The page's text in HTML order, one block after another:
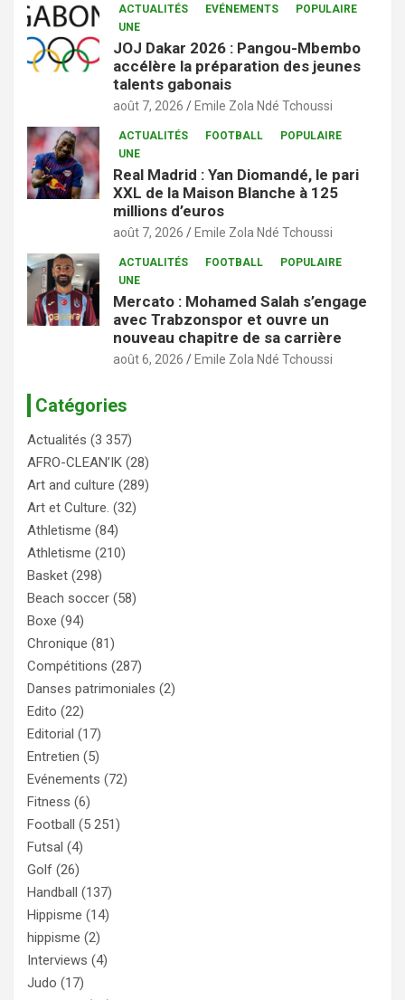
ACTUALITÉS EVÉNEMENTS
POPULAIRE
UNE
JOJ Dakar 2026 : Pangou-Mbembo
accélère la préparation des jeunes
talents gabonais
août 7, 2026 Emile Zola Ndé Tchoussi
ACTUALITÉS FOOTBALL
POPULAIRE
UNE
Real Madrid : Yan Diomandé, le pari
XXL de la Maison Blanche à 125
millions d’euros
août 7, 2026 Emile Zola Ndé Tchoussi
ACTUALITÉS FOOTBALL
POPULAIRE
UNE
Mercato : Mohamed Salah s’engage
avec Trabzonspor et ouvre un
nouveau chapitre de sa carrière
août 6, 2026 Emile Zola Ndé Tchoussi
Catégories
Actualités (3 357)
AFRO-CLEAN’IK (28)
Art and culture (289)
Art et Culture. (32)
Athletisme (84)
Athletisme (210)
Basket (298)
Beach soccer (58)
Boxe (94)
Chronique (81)
Compétitions (287)
Danses patrimoniales (2)
Edito (22)
Editorial (17)
Entretien (5)
Evénements (72)
Fitness (6)
Football (5 251)
Futsal (4)
Golf (26)
Handball (137)
Hippisme (14)
hippisme (2)
Interviews (4)
Judo (17)